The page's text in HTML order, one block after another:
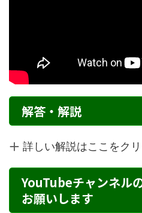
解答・解説
詳しい解説はここをク
YouTubeチャンネル
お願いします